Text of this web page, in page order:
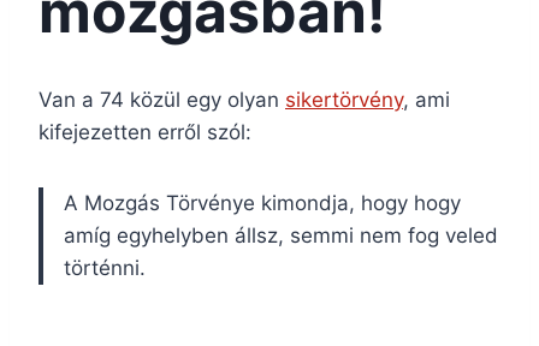
Van a 74 közül egy olyan sikertörvény, ami
kifejezetten erről szól:
A Mozgás Törvénye kimondja, hogy hogy
amíg egyhelyben állsz, semmi nem fog veled
történni.